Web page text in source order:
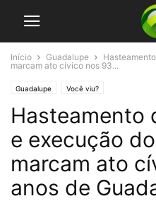
Início Guadalupe
marcam ato cívico nos 93...
Guadalupe Você viu?
Hasteamento
e execução
marcam ato
anos de